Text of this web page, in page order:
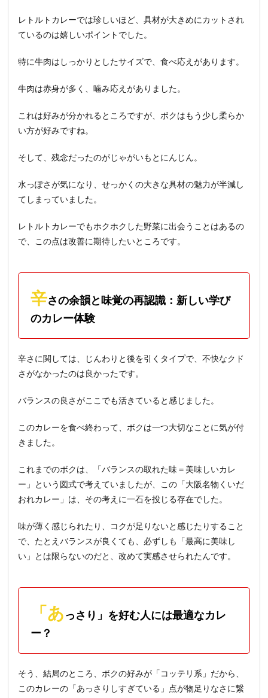
レトルトカレーでは珍しいほど、具材が大きめにカットされ
ているのは嬉しいポイントでした。
特に牛肉はしっかりとしたサイズで、食べ応えがあります。
牛肉は赤身が多く、噛み応えがありました。
これは好みが分かれるところですが、ボクはもう少し柔らか
い方が好みですね。
そして、残念だったのがじゃがいもとにんじん。
水っぽさが気になり、せっかくの大きな具材の魅力が半減し
てしまっていました。
レトルトカレーでもホクホクした野菜に出会うことはあるの
で、この点は改善に期待したいところです。
辛さの余韻と味覚の再認識：新しい学び
のカレー体験
辛さに関しては、じんわりと後を引くタイプで、不快なクド
さがなかったのは良かったです。
バランスの良さがここでも活きていると感じました。
このカレーを食べ終わって、ボクは一つ大切なことに気が付
きました。
これまでのボクは、「バランスの取れた味＝美味しいカレ
ー」という図式で考えていましたが、この「大阪名物くいだ
おれカレー」は、その考えに一石を投じる存在でした。
味が薄く感じられたり、コクが足りないと感じたりすること
で、たとえバランスが良くても、必ずしも「最高に美味し
い」とは限らないのだと、改めて実感させられたんです。
「あっさり」を好む人には最適なカレ
ー？
そう、結局のところ、ボクの好みが「コッテリ系」だから、
このカレーの「あっさりしすぎている」点が物足りなさに繋